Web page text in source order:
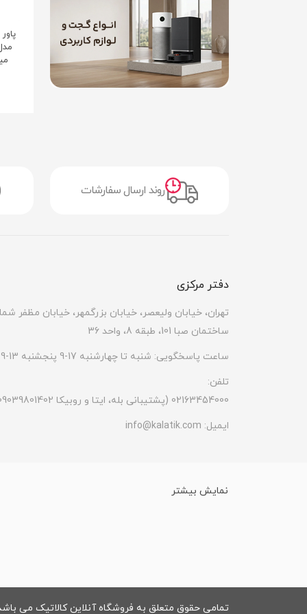
روند ارسال سفارشات
دفتر مرکزی
تهران، خیابان ولیعصر، خیابان بزرگمهر، خیابان مظفر
ساختمان صبا 101، طبقه 8، واحد 36
ساعت پاسخگویی: شنبه تا چهارشنبه 17-9 پنجشنبه 13-9
تلفن:
(پشتیبانی بله، ایتا و روبیکا 09039801402) 02163454000
ایمیل: info@kalatik.com
نمایش بیشتر
تمامی حقوق متعلق به فروشگاه آنلاین کالاتیک می